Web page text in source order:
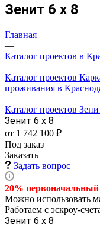
Зенит 6 х 8
Главная
—
Каталог проектов в
—
Каталог проектов
проживания в
—
Каталог проектов
Зенит 6 х 8
от 1 742 100 ₽
Под заказ
Заказать
Задать вопрос
20% первоначальный
Можно использовать
Работаем с эскроу-
Зенит 6 х 8